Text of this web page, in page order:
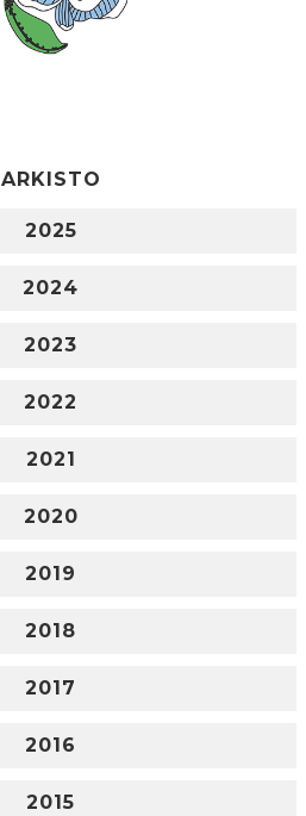
ARKISTO
2025
2024
2023
2022
2021
2020
2019
2018
2017
2016
2015